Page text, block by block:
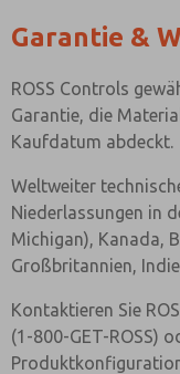
Garantie &
ROSS Controls
Garantie, die
Kaufdatum abdeckt.
Weltweiter
Niederlassungen in
Michigan), Kanada,
Großbritannien,
Kontaktieren Sie
(1-800-GET-ROSS)